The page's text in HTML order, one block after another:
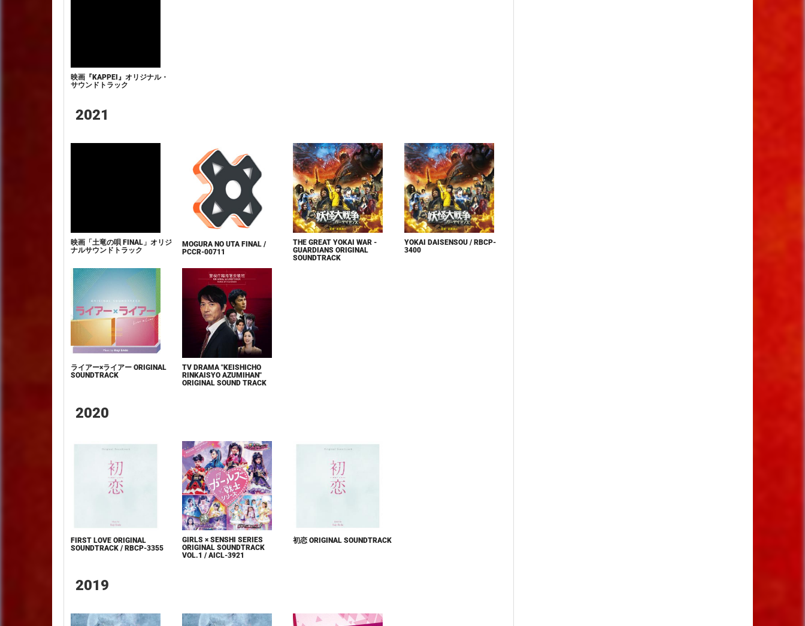
映画『KAPPEI』オリジナル・
サウンドトラック
2021
映画「土竜の唄 FINAL」オリジ
ナルサウンドトラック
MOGURA NO UTA FINAL /
PCCR-00711
THE GREAT YOKAI WAR -
GUARDIANS ORIGINAL
SOUNDTRACK
YOKAI DAISENSOU / RBCP-
3400
ライアー×ライアー ORIGINAL
SOUNDTRACK
TV DRAMA "KEISHICHO
RINKAISYO AZUMIHAN"
ORIGINAL SOUND TRACK
2020
FIRST LOVE ORIGINAL
SOUNDTRACK / RBCP-3355
GIRLS × SENSHI SERIES
ORIGINAL SOUNDTRACK
VOL.1 / AICL-3921
初恋 ORIGINAL SOUNDTRACK
2019